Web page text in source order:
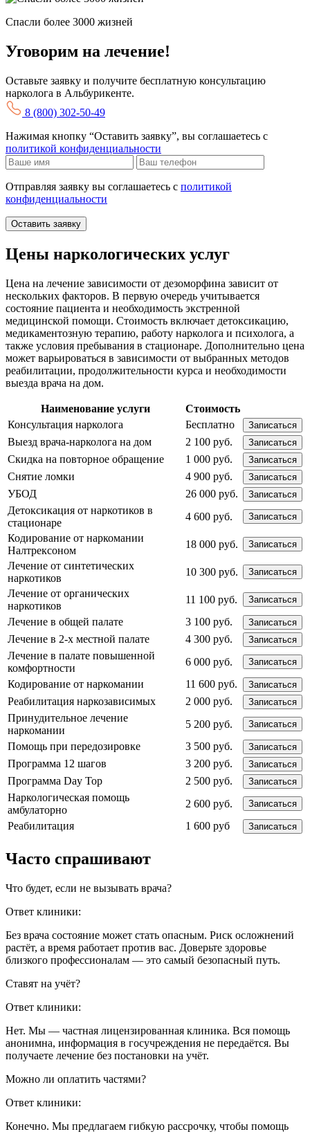
Спасли более 3000 жизней
Уговорим на лечение!
Оставьте заявку и получите бесплатную консультацию
нарколога в Альбурикенте.
8 (800) 302-50-49
Нажимая кнопку “Оставить заявку”, вы соглашаетесь с
политикой конфиденциальности
Отправляя заявку вы соглашаетесь с политикой
конфиденциальности
Оставить заявку
Цены наркологических услуг
Цена на лечение зависимости от дезоморфина зависит от
нескольких факторов. В первую очередь учитывается
состояние пациента и необходимость экстренной
медицинской помощи. Стоимость включает детоксикацию,
медикаментозную терапию, работу нарколога и психолога, а
также условия пребывания в стационаре. Дополнительно цена
может варьироваться в зависимости от выбранных методов
реабилитации, продолжительности курса и необходимости
выезда врача на дом.
Наименование услуги
Стоимость
Консультация нарколога
Бесплатно Записаться
Выезд врача-нарколога на дом 2 100 руб. Записаться
Скидка на повторное обращение 1 000 руб. Записаться
Снятие ломки 4 900 руб. Записаться
УБОД 26 000 руб. Записаться
Детоксикация от наркотиков в
стационаре
4 600 руб. Записаться
Кодирование от наркомании
Налтрексоном
18 000 руб. Записаться
Лечение от синтетических
наркотиков
10 300 руб. Записаться
Лечение от органических
наркотиков
11 100 руб. Записаться
Лечение в общей палате 3 100 руб. Записаться
Лечение в 2-х местной палате 4 300 руб. Записаться
Лечение в палате повышенной
комфортности
6 000 руб. Записаться
Кодирование от наркомании 11 600 руб. Записаться
Реабилитация наркозависимых 2 000 руб. Записаться
Принудительное лечение
наркомании
5 200 руб. Записаться
Помощь при передозировке 3 500 руб. Записаться
Программа 12 шагов 3 200 руб. Записаться
Программа Day Top 2 500 руб. Записаться
Наркологическая помощь
амбулаторно
2 600 руб. Записаться
Реабилитация 1 600 руб Записаться
Часто спрашивают
Что будет, если не вызывать врача?
Ответ клиники:
Без врача состояние может стать опасным. Риск осложнений
растёт, а время работает против вас. Доверьте здоровье
близкого профессионалам — это самый безопасный путь.
Ставят на учёт?
Ответ клиники:
Нет. Мы — частная лицензированная клиника. Вся помощь
анонимна, информация в госучреждения не передаётся. Вы
получаете лечение без постановки на учёт.
Можно ли оплатить частями?
Ответ клиники:
Конечно. Мы предлагаем гибкую рассрочку, чтобы помощь